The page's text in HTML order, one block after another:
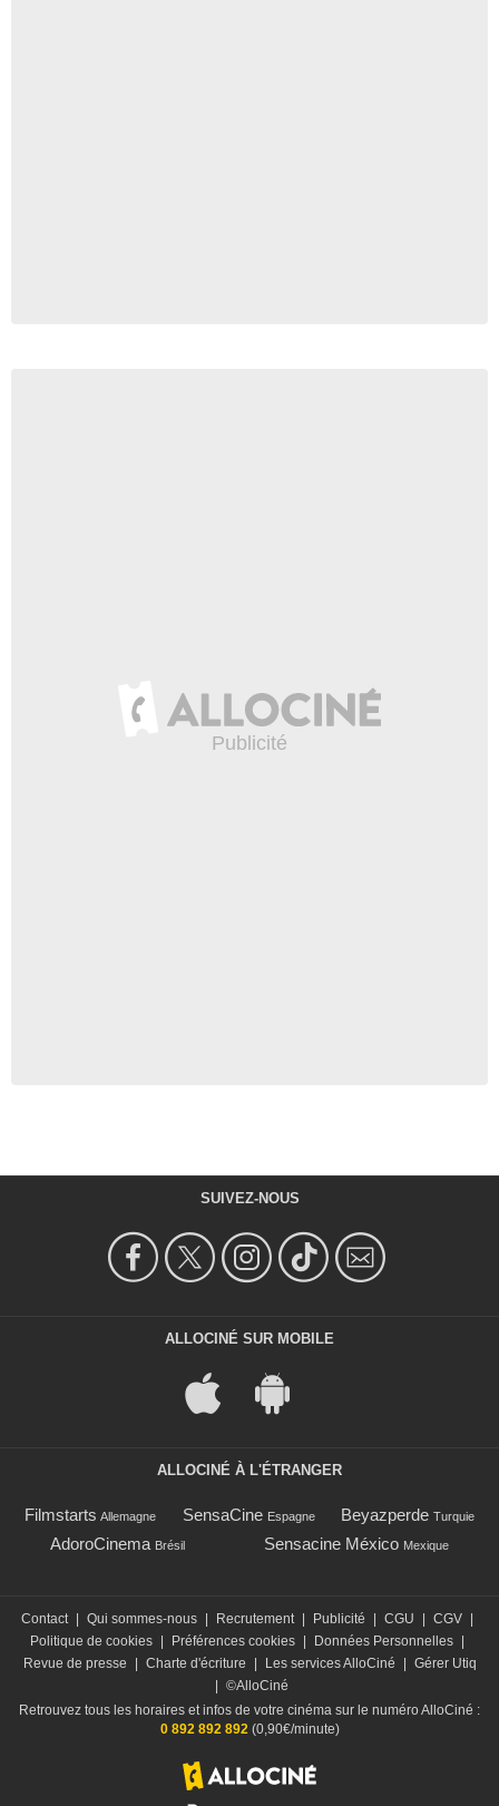
SUIVEZ-NOUS
ALLOCINÉ SUR MOBILE
ALLOCINÉ À L'ÉTRANGER
Filmstarts Allemagne SensaCine Espagne Beyazperde Turquie
AdoroCinema Brésil Sensacine México Mexique
Contact Qui sommes-nous Recrutement Publicité CGU CGV
Politique de cookies
Préférences cookies Données Personnelles
Revue de presse
Charte d'écriture Les services AlloCiné
Gérer Utiq
©AlloCiné
Retrouvez tous les horaires et infos de votre cinéma sur le numéro AlloCiné :
0 892 892 892(0,90€/minute)